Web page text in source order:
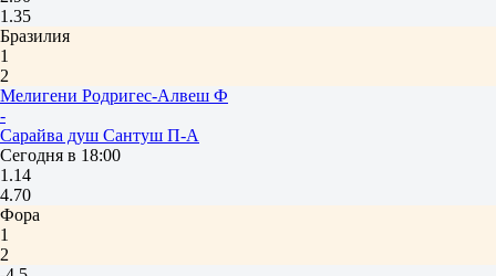
1.35
Бразилия
1
2
Мелигени Родригес-Алвеш Ф
-
Сарайва душ Сантуш П-А
Сегодня в 18:00
1.14
4.70
Фора
1
2